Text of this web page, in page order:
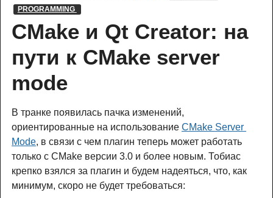
PROGRAMMING
CMake и Qt Creator: на
пути к CMake server
mode
В транке появилась пачка изменений,
ориентированные на использование CMake Server
Mode, в связи с чем плагин теперь может работать
только с CMake версии 3.0 и более новым. Тобиас
крепко взялся за плагин и будем надеяться, что, как
минимум, скоро не будет требоваться: